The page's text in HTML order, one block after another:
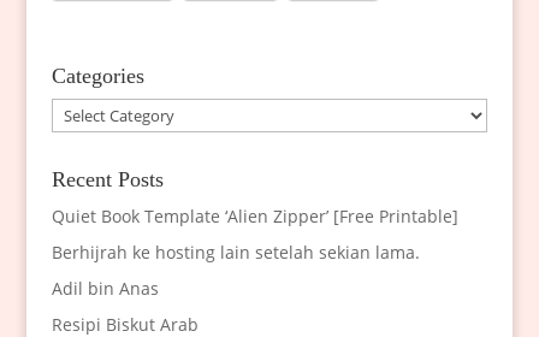
Categories
Categories
Recent Posts
Quiet Book Template ‘Alien Zipper’ [Free Printable]
Berhijrah ke hosting lain setelah sekian lama.
Adil bin Anas
Resipi Biskut Arab